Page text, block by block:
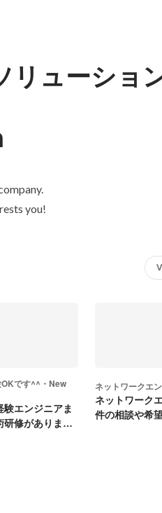
リューショ
you!
です^^・New
エンジニアま
研修がありま
ネットワークエ
ネットワーク
件の相談や希